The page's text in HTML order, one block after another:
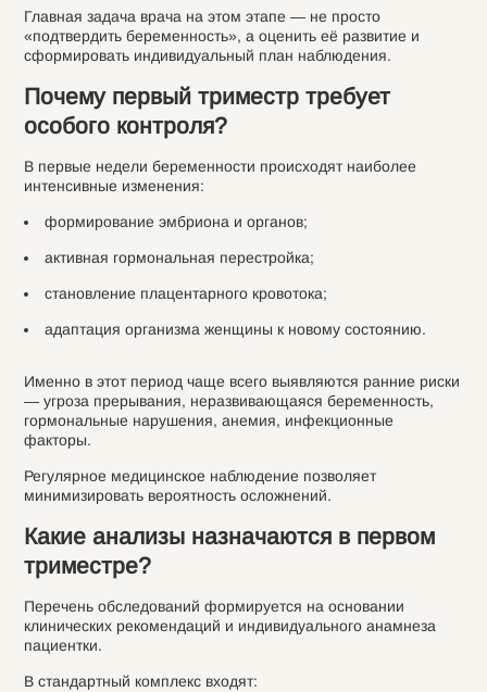
Главная задача врача на этом этапе — не просто
«подтвердить беременность», а оценить её развитие и
сформировать индивидуальный план наблюдения.
Почему первый триместр требует
особого контроля?
В первые недели беременности происходят наиболее
интенсивные изменения:
формирование эмбриона и органов;
активная гормональная перестройка;
становление плацентарного кровотока;
адаптация организма женщины к новому состоянию.
Именно в этот период чаще всего выявляются ранние риски
— угроза прерывания, неразвивающаяся беременность,
гормональные нарушения, анемия, инфекционные
факторы.
Регулярное медицинское наблюдение позволяет
минимизировать вероятность осложнений.
Какие анализы назначаются в первом
триместре?
Перечень обследований формируется на основании
клинических рекомендаций и индивидуального анамнеза
пациентки.
В стандартный комплекс входят: